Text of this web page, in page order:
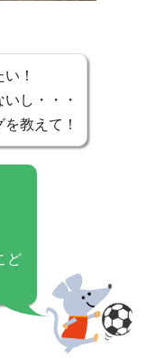
！
し・・・
教えて！
ど